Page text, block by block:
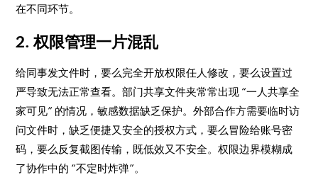
在不同环节。
2. 权限管理一片混乱
给同事发文件时，要么完全开放权限任人修改，要么设置过
严导致无法正常查看。部门共享文件夹常常出现 “一人共享全
家可见” 的情况，敏感数据缺乏保护。外部合作方需要临时访
问文件时，缺乏便捷又安全的授权方式，要么冒险给账号密
码，要么反复截图传输，既低效又不安全。权限边界模糊成
了协作中的 “不定时炸弹”。